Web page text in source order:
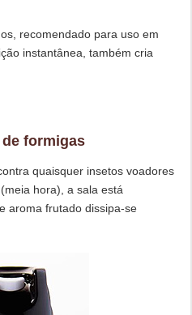
recomendado para uso em
instantânea, também cria
formigas
quaisquer insetos voadores
hora), a sala está
aroma frutado dissipa-se